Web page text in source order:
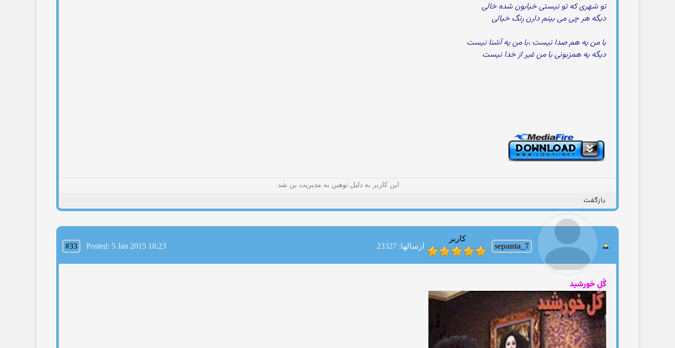
تو شهری که تو نیستی خیابون شده خالی
دیگه هر چی می بینم دارن رنگ خیالی
با من یه هم صدا نیست ،با من یه آشنا نیست
دیگه یه همزبونی با من غیر از خدا نیست
این کاربر به دلیل توهین به مدیریت بن شد.
بازگفت
sepanta_7
کاربر
ارسالها: 23327
#33 Posted: 5 Jan 2015 18:23
گُلِ خورشید